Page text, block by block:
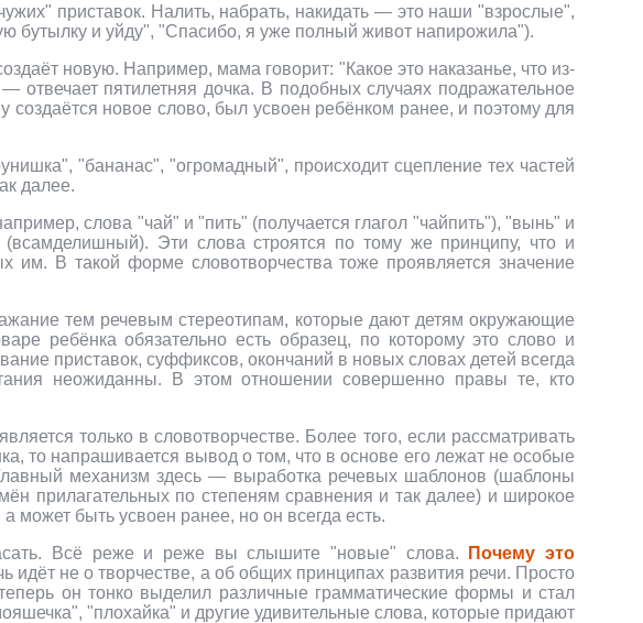
приставок. Налить, набрать, накидать — это наши "взрослые",
бутылку и уйду", "Спасибо, я уже полный живот напирожила").
новую. Например, мама говорит: "Какое это наказанье, что из-
пятилетняя дочка. В подобных случаях подражательное
новое слово, был усвоен ребёнком ранее, и поэтому для
"бананас", "огромадный", происходит сцепление тех частей
далее.
слова "чай" и "пить" (получается глагол "чайпить"), "вынь" и
Эти слова строятся по тому же принципу, что и
им. В такой форме словотворчества тоже проявляется значение
тем речевым стереотипам, которые дают детям окружающие
ребёнка обязательно есть образец, по которому это слово и
приставок, суффиксов, окончаний в новых словах детей всегда
неожиданны. В этом отношении совершенно правы те, кто
только в словотворчестве. Более того, если рассматривать
то напрашивается вывод о том, что в основе его лежат не особые
механизм здесь — выработка речевых шаблонов (шаблоны
прилагательных по степеням сравнения и так далее) и широкое
может быть усвоен ранее, но он всегда есть.
Всё реже и реже вы слышите "новые" слова.
Почему это
идёт не о творчестве, а об общих принципах развития речи. Просто
он тонко выделил различные грамматические формы и стал
"плохайка" и другие удивительные слова, которые придают